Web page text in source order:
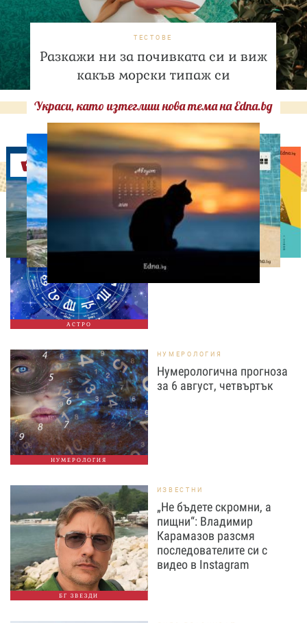
ТЕСТОВЕ
Разкажи ни за почивката си и виж
какъв морски типаж си
Украси, като изтеглиш нова тема на Edna.bg
Оферти
АСТРО
АСТРОЛОГИЯ
Дневен хороскоп за 6
август, четвъртък
НУМЕРОЛОГИЯ
НУМЕРОЛОГИЯ
Нумерологична прогноза
за 6 август, четвъртък
БГ ЗВЕЗДИ
ИЗВЕСТНИ
„Не бъдете скромни, а
пищни“: Владимир
Карамазов разсмя
последователите си с
видео в Instagram